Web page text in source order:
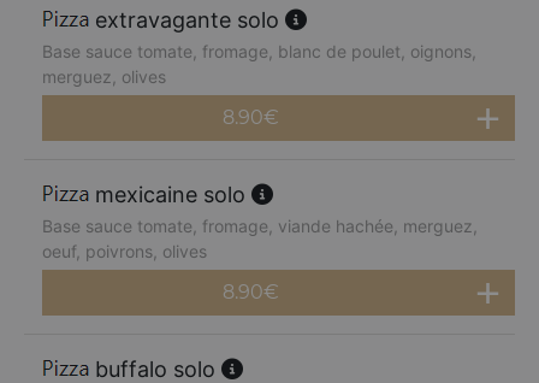
extravagante solo
Base sauce tomate, fromage, blanc de poulet, oignons,
merguez, olives
8.90€
mexicaine solo
Base sauce tomate, fromage, viande hachée, merguez,
oeuf, poivrons, olives
8.90€
buffalo solo